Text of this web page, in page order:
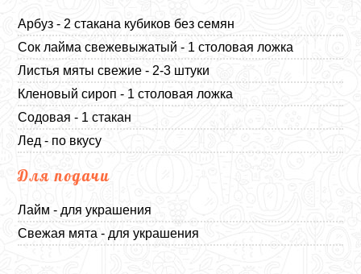
Арбуз - 2 стакана кубиков без семян
Сок лайма свежевыжатый - 1 столовая ложка
Листья мяты свежие - 2-3 штуки
Кленовый сироп - 1 столовая ложка
Содовая - 1 стакан
Лед - по вкусу
Для подачи
Лайм - для украшения
Свежая мята - для украшения